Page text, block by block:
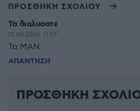
ΠΡΟΣΘΗΚΗ ΣΧΟΛΙΟΥ
Τα διαλυσατε
13.06.2026, 11:57
Τα MAN.
ΑΠΑΝΤΗΣΗ
ΠΡΟΣΘΗΚΗ